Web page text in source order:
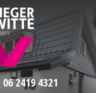
06 2419 4321